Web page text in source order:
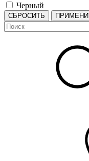
Черный
СБРОСИТЬ